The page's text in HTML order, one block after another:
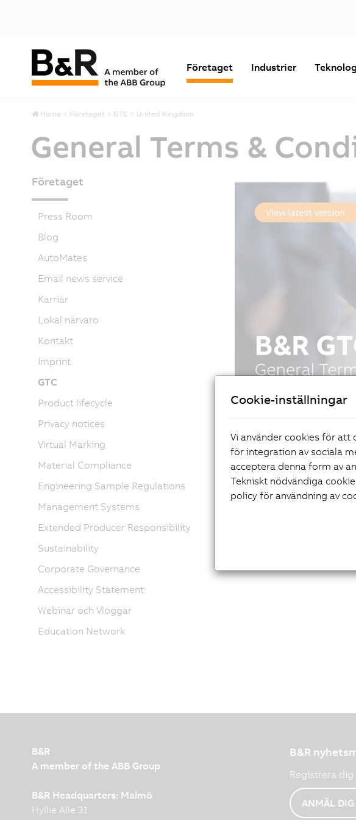
Företaget Industrier
Home Företaget GTC United Kingdom
General Terms &
Företaget
Press Room
Blog
AutoMates
Email news service
Karriär
Lokal närvaro
Kontakt
Imprint
GTC
Product lifecycle
Privacy notices
Virtual Marking
Material Compliance
Engineering Sample Regulations
Management Systems
Extended Producer Responsibility
Sustainability
Corporate Governance
Accessibility Statement
Webinar och Vloggar
Education Network
B&R
A member of the ABB Group
B&R Headquarters: Malmö
Hyllie Alle 31
B&R
Registrera
ANMÄL
Cookie-inställningar
Vi använder cookies för
för integration av sociala
acceptera denna form av
Tekniskt nödvändiga
policy för användning av